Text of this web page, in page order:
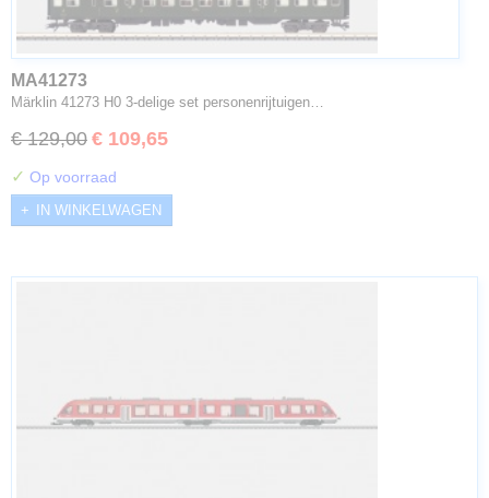
MA41273
Märklin 41273 H0 3-delige set personenrijtuigen…
€ 129,00 € 109,65
✓ Op voorraad
IN WINKELWAGEN